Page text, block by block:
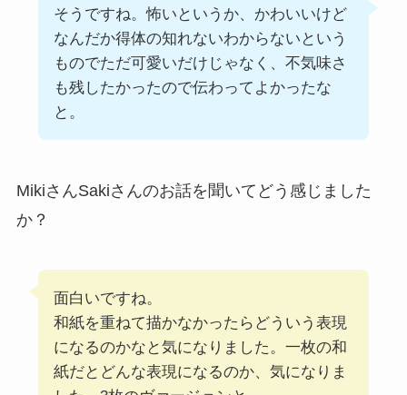
そうですね。怖いというか、かわいいけど
なんだか得体の知れないわからないという
ものでただ可愛いだけじゃなく、不気味さ
も残したかったので伝わってよかったな
と。
MikiさんSakiさんのお話を聞いてどう感じました
か？
面白いですね。
和紙を重ねて描かなかったらどういう表現
になるのかなと気になりました。一枚の和
紙だとどんな表現になるのか、気になりま